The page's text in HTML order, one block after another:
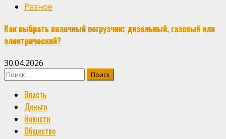
Разное
Как выбрать вилочный погрузчик: дизельный, газовый или
электрический?
30.04.2026
Найти:
Власть
Деньги
Новости
Общество